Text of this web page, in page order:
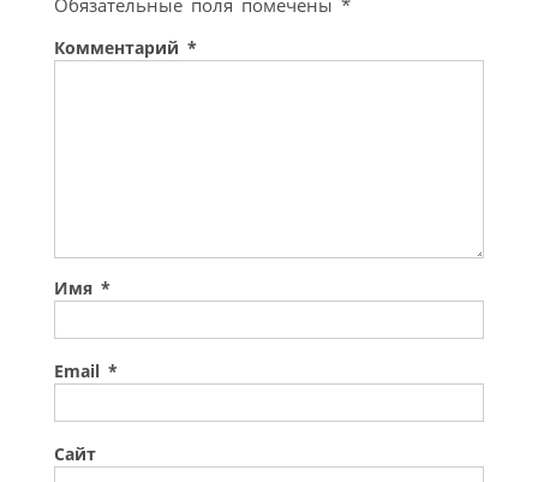
Обязательные поля помечены *
Комментарий *
Имя *
Email *
Сайт